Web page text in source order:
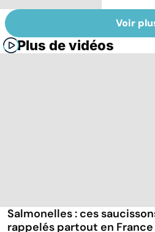
Voir
Plus de vidéos
Salmonelles : ces
rappelés partout en France